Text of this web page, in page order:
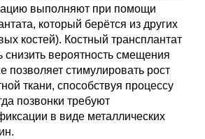
выполняют при помощи
который берётся из других
костей). Костный трансплантат
снизить вероятность смещения
позволяет стимулировать рост
ткани, способствуя процессу
позвонки требуют
в виде металлических